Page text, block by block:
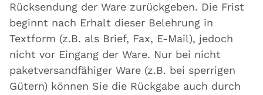
Rücksendung der Ware zurückgeben. Die Frist
beginnt nach Erhalt dieser Belehrung in
Textform (z.B. als Brief, Fax, E-Mail), jedoch
nicht vor Eingang der Ware. Nur bei nicht
paketversandfähiger Ware (z.B. bei sperrigen
Gütern) können Sie die Rückgabe auch durch